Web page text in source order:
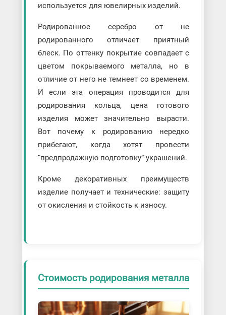
используется для ювелирных изделий.
Родированное серебро от не
родированного отличает приятный
блеск. По оттенку покрытие совпадает с
цветом покрываемого металла, но в
отличие от него не темнеет со временем.
И если эта операция проводится для
родирования кольца, цена готового
изделия может значительно вырасти.
Вот почему к родированию нередко
прибегают, когда хотят провести
“предпродажную подготовку” украшений.
Кроме декоративных преимуществ
изделие получает и технические: защиту
от окисления и стойкость к износу.
Стоимость родирования металла